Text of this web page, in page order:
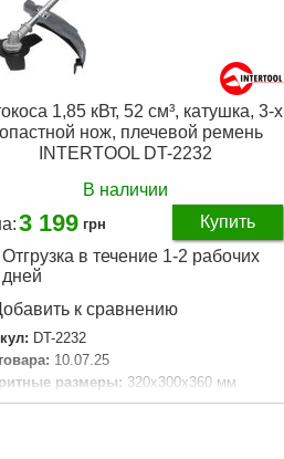
1,85 кВт, 52 см³, катушка, 3-х
нож, плечевой ремень
INTERTOOL DT-2232
В наличии
3 199 грн
Купить
Отгрузка в течение 1-2 рабочих
дней
к сравнению
DT-2232
10.07.25
размеры: 320x300x360 мм
бензиновый,